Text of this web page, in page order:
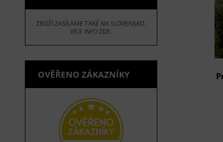
ZBOŽÍ ZASÍLÁME TAKÉ NA SLOVENSKO.
VÍCE INFO ZDE.
OVĚŘENO ZÁKAZNÍKY